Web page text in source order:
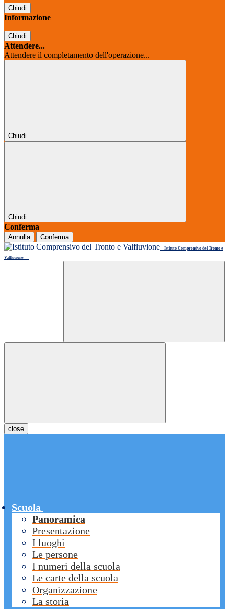
Chiudi
Informazione
Chiudi
Attendere...
Attendere il completamento dell'operazione...
Chiudi
Chiudi
Conferma
Annulla Conferma
Istituto Comprensivo del Tronto e
Valfluvione
close
Scuola
Panoramica
Presentazione
I luoghi
Le persone
I numeri della scuola
Le carte della scuola
Organizzazione
La storia